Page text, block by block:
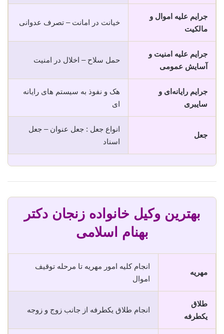
جرایم علیه اموال و
مالکیت
خیانت در امانت – تصرف عدوانی
جرایم علیه امنیت و
آسایش عمومی
حمل سلاح – اخلال در امنیت
جرایم رایانه‌ای و
سایبری
هک و نفوذ به سیستم های رایانه
ای
جعل
انواع جعل : جعل عنوان – جعل
اسناد
بهترین وکیل خانواده زنجان دکتر
بهنام اسلامی
مهریه
انجام کلیه امور مهریه تا مرحله توقیف
اموال
طلاق
یکطرفه
انجام طلاق یکطرفه از جانب زوج و زوجه